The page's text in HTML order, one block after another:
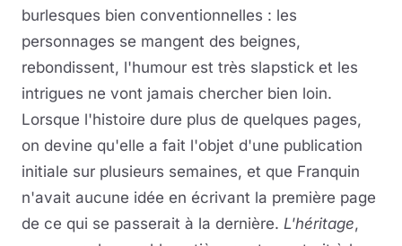
burlesques bien conventionnelles : les
personnages se mangent des beignes,
rebondissent, l'humour est très slapstick et les
intrigues ne vont jamais chercher bien loin.
Lorsque l'histoire dure plus de quelques pages,
on devine qu'elle a fait l'objet d'une publication
initiale sur plusieurs semaines, et que Franquin
n'avait aucune idée en écrivant la première page
de ce qui se passerait à la dernière. L'héritage,